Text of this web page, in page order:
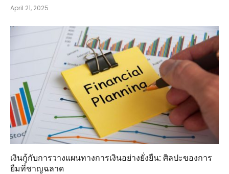
April 21, 2025
เงินกู้กับการวางแผนทางการเงินอย่างยั่งยืน: ศิลปะของการ
ยืมที่ชาญฉลาด